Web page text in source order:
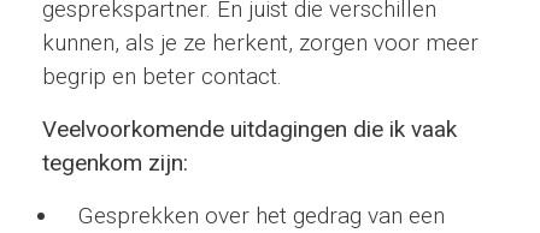
gesprekspartner. En juist die verschillen
kunnen, als je ze herkent, zorgen voor meer
begrip en beter contact.
Veelvoorkomende uitdagingen die ik vaak
tegenkom zijn:
Gesprekken over het gedrag van een